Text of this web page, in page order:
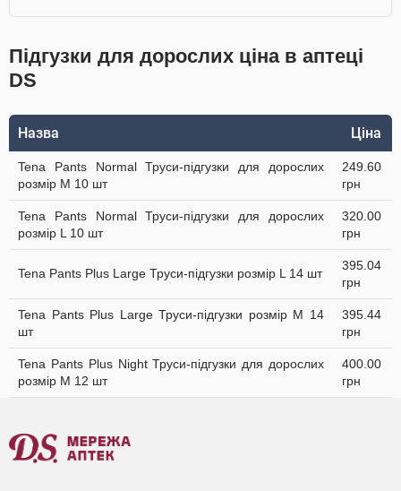
Підгузки для дорослих ціна в аптеці
DS
Назва Ціна
Tena Pants Normal Труси-підгузки для дорослих
розмір M 10 шт
249.60
грн
Tena Pants Normal Труси-підгузки для дорослих
розмір L 10 шт
320.00
грн
Tena Pants Plus Large Труси-підгузки розмір L 14 шт
395.04
грн
Tena Pants Plus Large Труси-підгузки розмір M 14
шт
395.44
грн
Tena Pants Plus Night Труси-підгузки для дорослих
розмір M 12 шт
400.00
грн